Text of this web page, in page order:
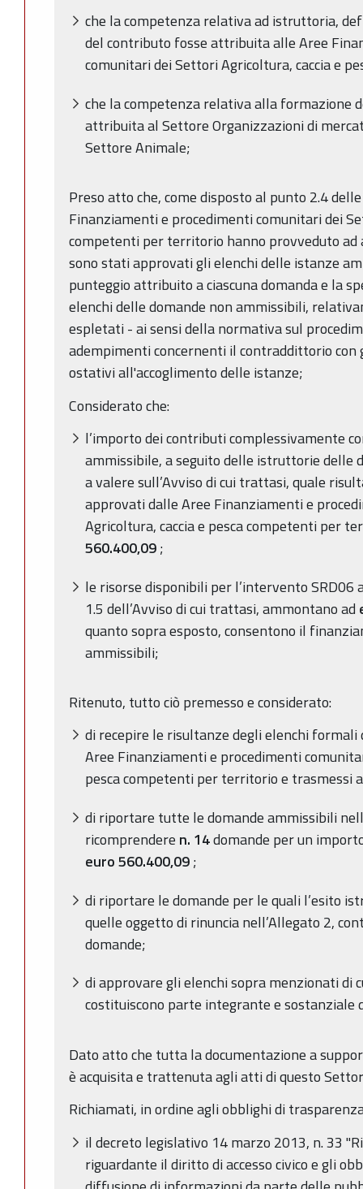
che la competenza relativa ad istruttoria,
del contributo fosse attribuita alle Aree
comunitari dei Settori Agricoltura, caccia e
che la competenza relativa alla formazione
attribuita al Settore Organizzazioni di
Settore Animale;
Preso atto che, come disposto al punto 2.4
Finanziamenti e procedimenti comunitari dei
competenti per territorio hanno provveduto
sono stati approvati gli elenchi delle istanze
punteggio attribuito a ciascuna domanda e la
elenchi delle domande non ammissibili,
espletati - ai sensi della normativa sul
adempimenti concernenti il contraddittorio
ostativi all'accoglimento delle istanze;
Considerato che:
l’importo dei contributi complessivamente
ammissibile, a seguito delle istruttorie delle
a valere sull’Avviso di cui trattasi, quale
approvati dalle Aree Finanziamenti e
Agricoltura, caccia e pesca competenti per
560.400,09;
le risorse disponibili per l’intervento SRD06
1.5 dell’Avviso di cui trattasi, ammontano ad
quanto sopra esposto, consentono il
ammissibili;
Ritenuto, tutto ciò premesso e considerato:
di recepire le risultanze degli elenchi
Aree Finanziamenti e procedimenti
pescacompetenti per territorioe trasmessi
di riportare tutte le domande ammissibili
ricomprendere n. 14domande per un
euro560.400,09;
di riportare le domande per le quali l’esito
quelle oggetto di rinuncia nell’Allegato 2,
domande;
di approvare gli elenchi sopra menzionati di
costituiscono parte integrante e
Dato atto che tutta la documentazione a
è acquisita e trattenuta agli atti di questo
Richiamati, in ordine agli obblighi di
il decreto legislativo 14 marzo 2013, n. 33
riguardante il diritto di accesso civico e gli